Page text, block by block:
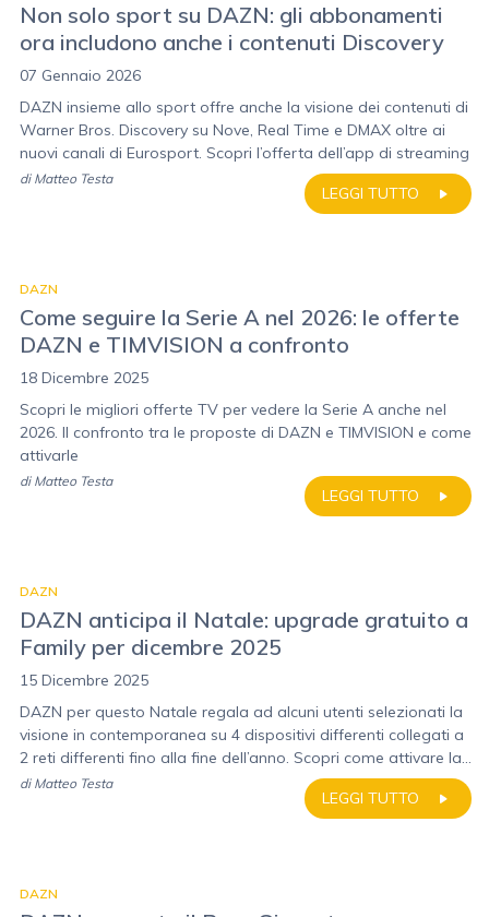
Non solo sport su DAZN: gli abbonamenti
ora includono anche i contenuti Discovery
07 Gennaio 2026
DAZN insieme allo sport offre anche la visione dei contenuti di
Warner Bros. Discovery su Nove, Real Time e DMAX oltre ai
nuovi canali di Eurosport. Scopri l’offerta dell’app di streaming
LEGGI TUTTO
di Matteo Testa
DAZN
Come seguire la Serie A nel 2026: le offerte
DAZN e TIMVISION a confronto
18 Dicembre 2025
Scopri le migliori offerte TV per vedere la Serie A anche nel
2026. Il confronto tra le proposte di DAZN e TIMVISION e come
attivarle
LEGGI TUTTO
di Matteo Testa
DAZN
DAZN anticipa il Natale: upgrade gratuito a
Family per dicembre 2025
15 Dicembre 2025
DAZN per questo Natale regala ad alcuni utenti selezionati la
visione in contemporanea su 4 dispositivi differenti collegati a
2 reti differenti fino alla fine dell’anno. Scopri come attivare la...
LEGGI TUTTO
di Matteo Testa
DAZN